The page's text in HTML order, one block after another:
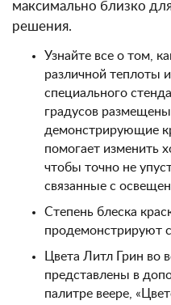
максимально близко
решения.
Узнайте все о том,
различной теплоты
специального
градусов
демонстрирующие
помогает изменить
чтобы точно не
связанные с
Степень блеска
продемонстрируют
Цвета Литл Грин во
представлены в
палитре веере,